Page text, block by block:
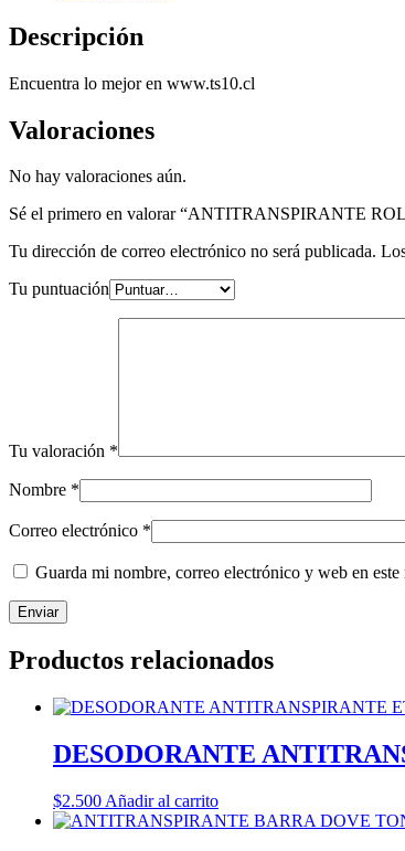
GR.
cantidad
Descripción
Encuentra lo mejor en www.ts10.cl
Valoraciones
No hay valoraciones aún.
Sé el primero en valorar “ANTITRANSPIRANTE
Tu dirección de correo electrónico no será publicada.
Tu puntuación
Tu valoración *
Nombre *
Correo electrónico *
Guarda mi nombre, correo electrónico y web en
Productos relacionados
DESODORANTE
$2.500 Añadir al carrito